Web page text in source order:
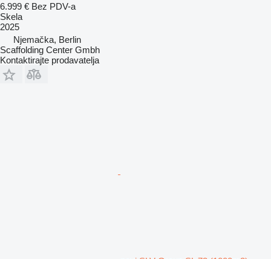
6.999 € Bez PDV-a
Skela
2025
Njemačka, Berlin
Scaffolding Center Gmbh
Kontaktirajte prodavatelja